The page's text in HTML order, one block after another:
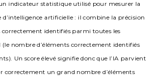
un indicateur statistique utilisé pour mesurer la
d’intelligence artificielle : il combine la précision
correctement identifiés parmi toutes les
nombre d’éléments correctement identifiés
Un score élevé signifie donc que l’IA parvient
correctement un grand nombre d’éléments